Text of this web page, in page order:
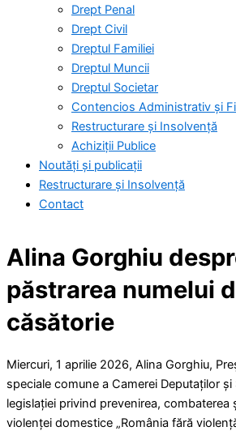
Drept Penal
Drept Civil
Dreptul Familiei
Dreptul Muncii
Dreptul Societar
Contencios Administrativ și
Restructurare și Insolvență
Achiziții Publice
Noutăți și publicații
Restructurare și Insolvență
Contact
Alina Gorghiu
păstrarea numelui
căsătorie
Miercuri, 1 aprilie 2026, Alina Gorghiu,
speciale comune a Camerei Deputaților
legislației privind prevenirea, combaterea
violenței domestice „România fără